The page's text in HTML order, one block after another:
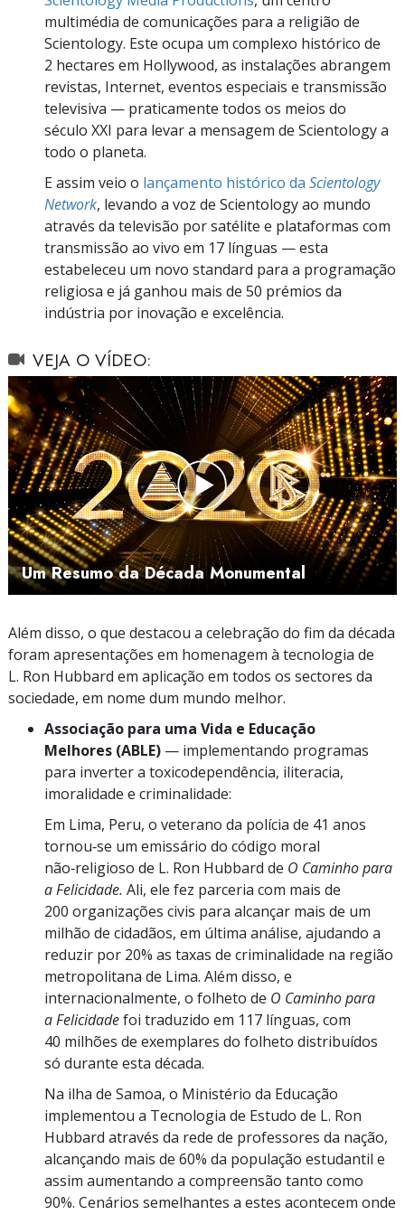
multimédia de comunicações para a religião de
Scientology. Este ocupa um complexo histórico de
2 hectares em Hollywood, as instalações abrangem
revistas, Internet, eventos especiais e transmissão
televisiva — praticamente todos os meios do
século XXI para levar a mensagem de Scientology a
todo o planeta.
E assim veio o lançamento histórico da Scientology
Network, levando a voz de Scientology ao mundo
através da televisão por satélite e plataformas com
transmissão ao vivo em 17 línguas — esta
estabeleceu um novo standard para a programação
religiosa e já ganhou mais de 50 prémios da
indústria por inovação e excelência.
VEJA O VÍDEO:
Play
Video
Um Resumo da Década Monumental
Além disso, o que destacou a celebração do fim da década
foram apresentações em homenagem à tecnologia de
L. Ron Hubbard em aplicação em todos os sectores da
sociedade, em nome dum mundo melhor.
Associação para uma Vida e Educação
Melhores (ABLE) — implementando programas
para inverter a toxicodependência, iliteracia,
imoralidade e criminalidade:
Em Lima, Peru, o veterano da polícia de 41 anos
tornou‑se um emissário do código moral
não‑religioso de L. Ron Hubbard de O Caminho para
a Felicidade. Ali, ele fez parceria com mais de
200 organizações civis para alcançar mais de um
milhão de cidadãos, em última análise, ajudando a
reduzir por 20% as taxas de criminalidade na região
metropolitana de Lima. Além disso, e
internacionalmente, o folheto de O Caminho para
a Felicidadefoi traduzido em 117 línguas, com
40 milhões de exemplares do folheto distribuídos
só durante esta década.
Na ilha de Samoa, o Ministério da Educação
implementou a Tecnologia de Estudo de L. Ron
Hubbard através da rede de professores da nação,
alcançando mais de 60% da população estudantil e
assim aumentando a compreensão tanto como
90%. Cenários semelhantes a estes acontecem onde